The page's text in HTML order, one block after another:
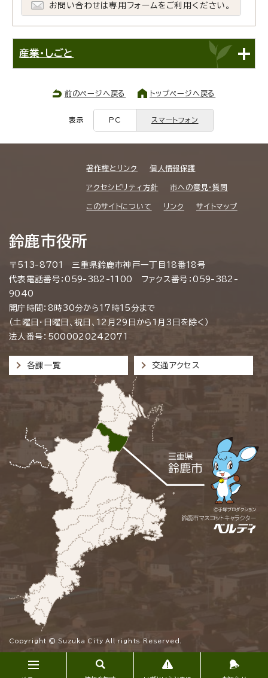
お問い合わせは専用フォームをご利用ください。
産業・しごと
前のページへ戻る トップページへ戻る
表示 PC スマートフォン
著作権とリンク 個人情報保護
アクセシビリティ方針 市への意見・質問
このサイトについて リンク サイトマップ
鈴鹿市役所
〒513-8701 三重県鈴鹿市神戸一丁目18番18号
代表電話番号：059-382-1100 ファクス番号：059-382-
9040
開庁時間：8時30分から17時15分まで
（土曜日・日曜日、祝日、12月29日から1月3日を除く）
法人番号：5000020242071
各課一覧 交通アクセス
Copyright © Suzuka City All rights Reserved.